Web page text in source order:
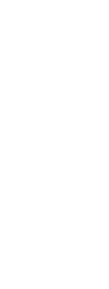
לטרוף
חלקה ללא
הוופל.
זילוף
ללא
חלוה